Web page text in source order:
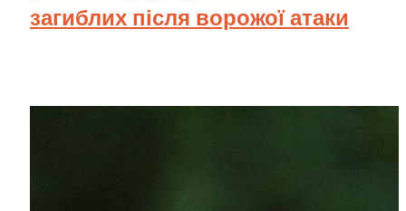
загиблих після ворожої атаки